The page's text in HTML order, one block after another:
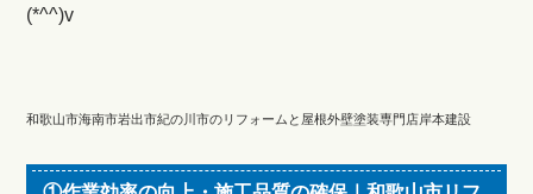
(*^^)v
和歌山市海南市岩出市紀の川市のリフォームと屋根外壁塗装専門店岸本建設